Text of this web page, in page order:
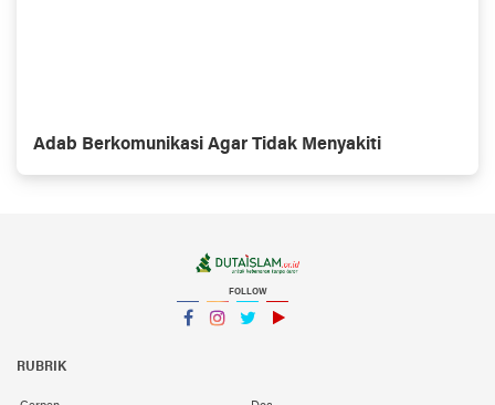
Adab Berkomunikasi Agar Tidak Menyakiti
FOLLOW
RUBRIK